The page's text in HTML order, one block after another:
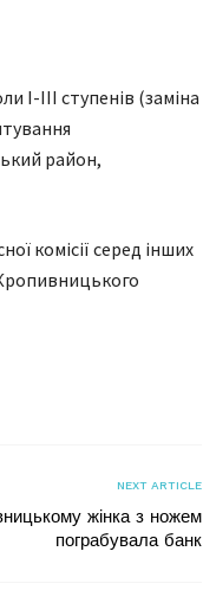
І-ІІІ ступенів (заміна
район,
комісії серед інших
NEXT ARTICLE
жінка з ножем
пограбувала банк